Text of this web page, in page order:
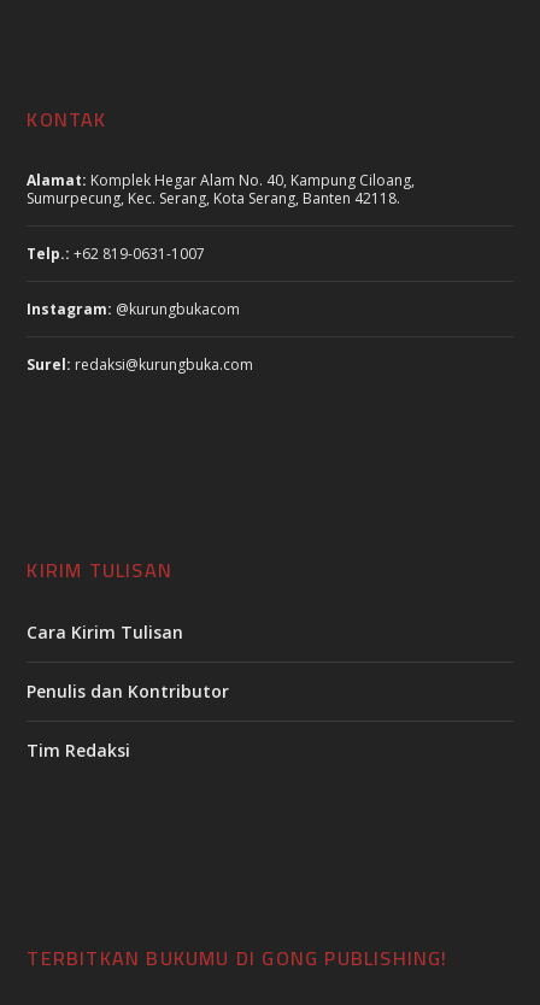
KONTAK
Alamat: Komplek Hegar Alam No. 40, Kampung Ciloang,
Sumurpecung, Kec. Serang, Kota Serang, Banten 42118.
Telp.: +62 819-0631-1007
Instagram: @kurungbukacom
Surel: redaksi@kurungbuka.com
KIRIM TULISAN
Cara Kirim Tulisan
Penulis dan Kontributor
Tim Redaksi
TERBITKAN BUKUMU DI GONG PUBLISHING!